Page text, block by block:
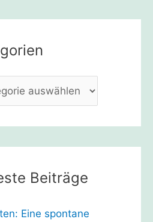
Beiträge
Eine spontane